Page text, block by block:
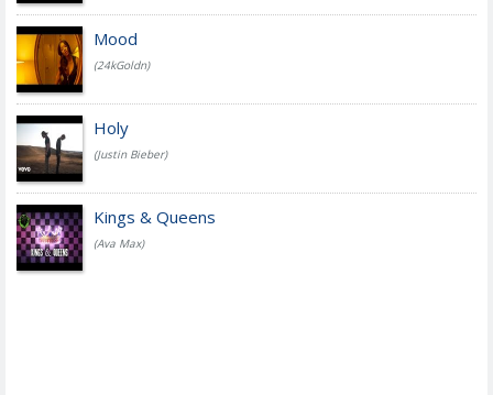
Mood
(24kGoldn)
Holy
(Justin Bieber)
Kings & Queens
(Ava Max)